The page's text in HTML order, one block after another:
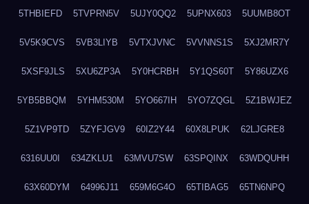
5THBIEFD 5TVPRN5V 5UJY0QQ2 5UPNX603 5UUMB8OT
5V5K9CVS 5VB3LIYB 5VTXJVNC 5VVNNS1S 5XJ2MR7Y
5XSF9JLS 5XU6ZP3A 5Y0HCRBH 5Y1QS60T 5Y86UZX6
5YB5BBQM 5YHM530M 5YO667IH 5YO7ZQGL 5Z1BWJEZ
5Z1VP9TD 5ZYFJGV9 60IZ2Y44 60X8LPUK 62LJGRE8
6316UU0I 634ZKLU1 63MVU7SW 63SPQINX 63WDQUHH
63X60DYM 64996J11 659M6G4O 65TIBAG5 65TN6NPQ